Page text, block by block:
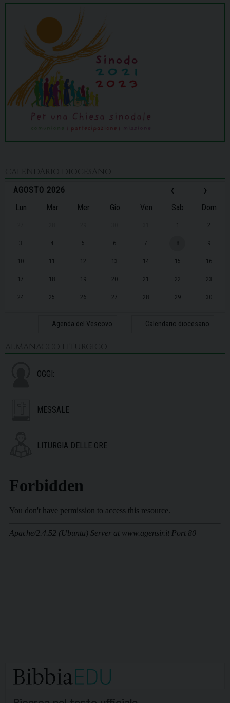
CALENDARIO DIOCESANO
‹
AGOSTO 2026 ›
Lun Mar Mer Gio Ven Sab Dom
1 2
3 4 5 6 7 8 9
10 11 12 13 14 15 16
17 18 19 20 21 22 23
24 25 26 27 28 29 30
Agenda del Vescovo Calendario diocesano
ALMANACCO LITURGICO
OGGI:
MESSALE
LITURGIA DELLE ORE